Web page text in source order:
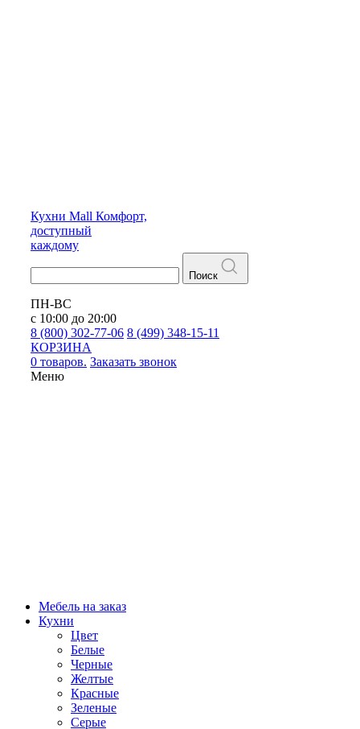
Кухни Mall Комфорт,
доступный
каждому
Поиск
ПН-ВС
с 10:00 до 20:00
8 (800) 302-77-06 8 (499) 348-15-11
КОРЗИНА
0 товаров. Заказать звонок
Меню
Мебель на заказ
Кухни
Цвет
Белые
Черные
Желтые
Красные
Зеленые
Серые